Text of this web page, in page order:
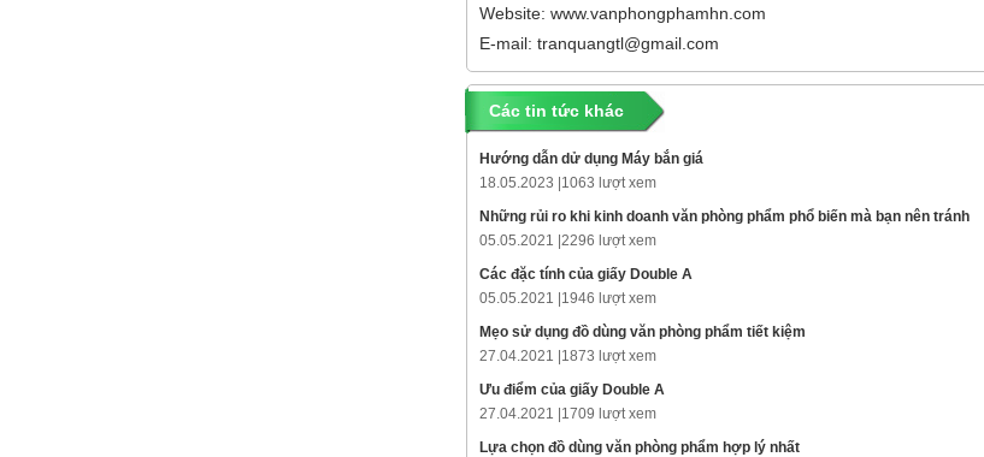
Website: www.vanphongphamhn.com
E-mail: tranquangtl@gmail.com
Các tin tức khác
Hướng dẫn dử dụng Máy bắn giá
18.05.2023 | 1063 lượt xem
Những rủi ro khi kinh doanh văn phòng phẩm phổ biến mà bạn nên tránh
05.05.2021 | 2296 lượt xem
Các đặc tính của giấy Double A
05.05.2021 | 1946 lượt xem
Mẹo sử dụng đồ dùng văn phòng phẩm tiết kiệm
27.04.2021 | 1873 lượt xem
Ưu điểm của giấy Double A
27.04.2021 | 1709 lượt xem
Lựa chọn đồ dùng văn phòng phẩm hợp lý nhất